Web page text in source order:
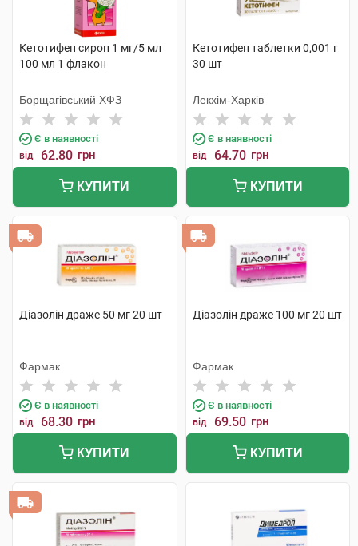
Кетотифен сироп 1 мг/5 мл
100 мл 1 флакон
Борщагівський ХФЗ
Є в наявності
від 62.80 грн
КУПИТИ
Кетотифен таблетки 0,001 г
30 шт
Лекхім-Харків
Є в наявності
від 64.70 грн
КУПИТИ
Діазолін драже 50 мг 20 шт
Фармак
Є в наявності
від 68.30 грн
КУПИТИ
Діазолін драже 100 мг 20 шт
Фармак
Є в наявності
від 69.50 грн
КУПИТИ